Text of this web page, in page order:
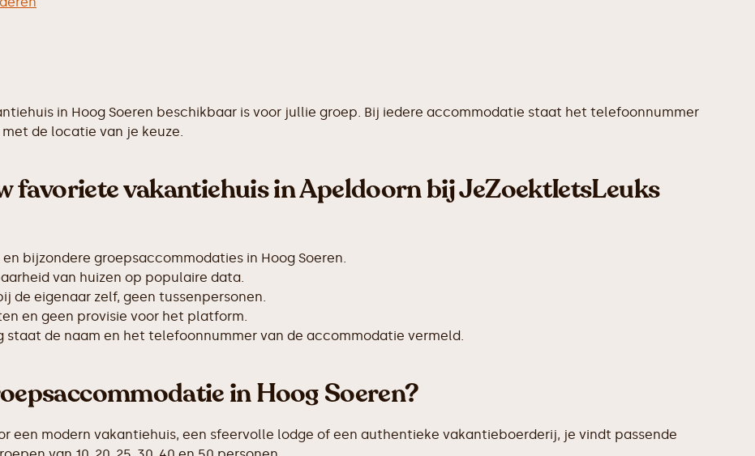
in Hoog Soeren beschikbaar is voor jullie groep. Bij iedere accommodatie staat het telefoonnummer
de locatie van je keuze.
favoriete vakantiehuis in Apeldoorn bij JeZoektIetsLeuks
bijzondere groepsaccommodaties in Hoog Soeren.
van huizen op populaire data.
de eigenaar zelf, geen tussenpersonen.
en geen provisie voor het platform.
staat de naam en het telefoonnummer van de accommodatie vermeld.
in Hoog Soeren?
een modern vakantiehuis, een sfeervolle lodge of een authentieke vakantieboerderij, je vindt passende